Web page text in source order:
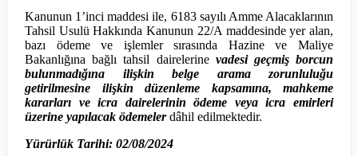
Kanunun 1’inci maddesi ile, 6183 sayılı Amme Alacaklarının
Tahsil Usulü Hakkında Kanunun 22/A maddesinde yer alan,
bazı ödeme ve işlemler sırasında Hazine ve Maliye
Bakanlığına bağlı tahsil dairelerine vadesi geçmiş borcun
bulunmadığına ilişkin belge arama zorunluluğu
getirilmesine ilişkin düzenleme kapsamına, mahkeme
kararları ve icra dairelerinin ödeme veya icra emirleri
üzerine yapılacak ödemelerdâhil edilmektedir.
Yürürlük Tarihi: 02/08/2024